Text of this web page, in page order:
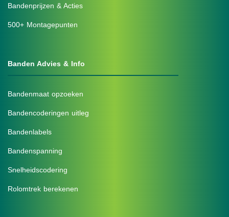
Bandenprijzen & Acties
500+ Montagepunten
Banden Advies & Info
Bandenmaat opzoeken
Bandencoderingen uitleg
Bandenlabels
Bandenspanning
Snelheidscodering
Rolomtrek berekenen